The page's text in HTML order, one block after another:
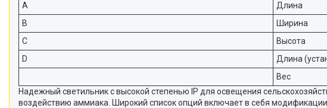
A Длина
B
Ширина
C
Высота
D
Длина
Вес
Надежный светильник с высокой степенью IP для освещения
воздействию аммиака. Широкий список опций включает в себя